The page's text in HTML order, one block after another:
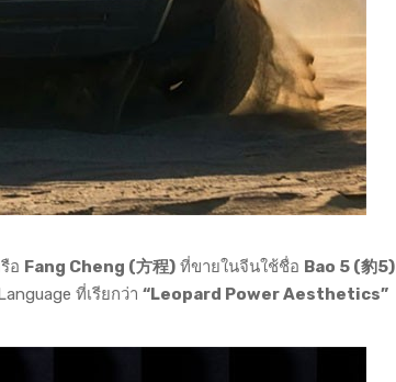
อ Fang Cheng (方程) ที่ขายในจีนใช้ชื่อ Bao 5 (豹5)
ที่เรียกว่า “Leopard Power Aesthetics”